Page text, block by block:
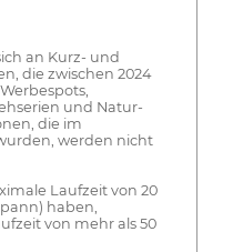
an Kurz- und
die zwischen 2024
und Natur-
die im
werden nicht
Laufzeit von 20
haben,
von mehr als 50